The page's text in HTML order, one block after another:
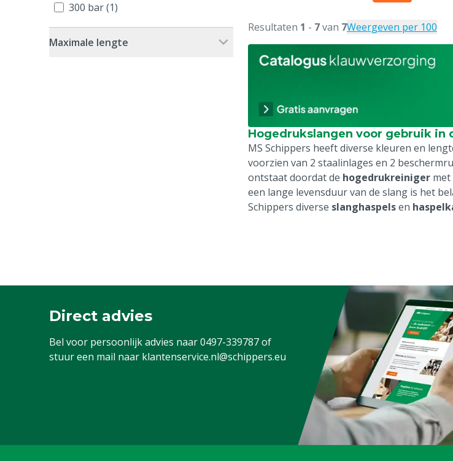
300 bar (1)
Maximale lengte
Resultaten 1 - 7van 7Weergeven per 100
Hogedrukslangen voor gebruik in
MS Schippers heeft diverse kleuren en
voorzien van 2 staalinlages en 2
ontstaat doordat de hogedrukreiniger
een lange levensduur van de slang is het
Schippers diverse slanghaspelsen
Direct advies
Bel voor persoonlijk advies naar0497-339787of
stuur een mail naar klantenservice.nl@schippers.eu